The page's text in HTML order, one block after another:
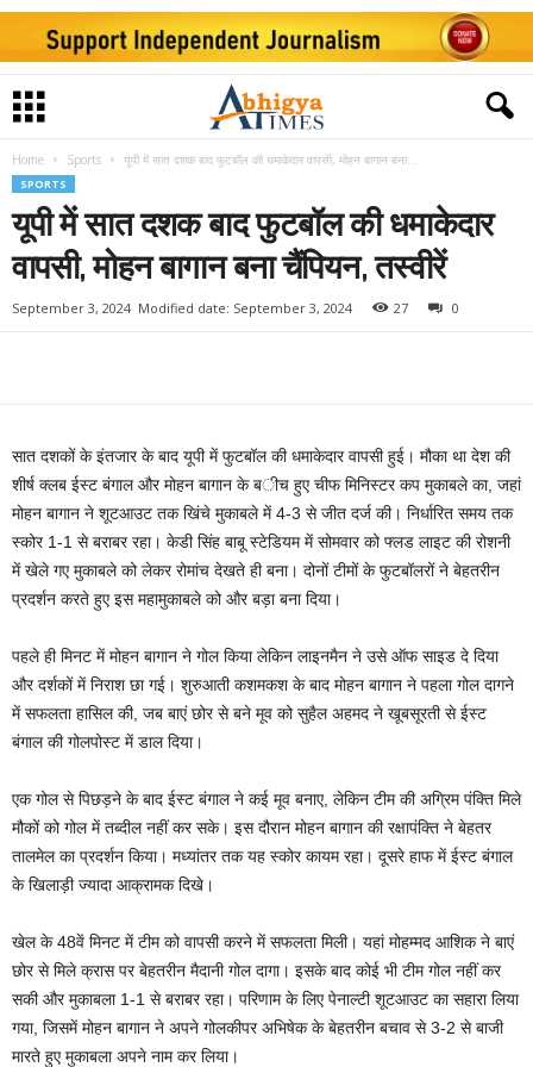
Home Sports यूपी में सात दशक बाद फुटबॉल की धमाकेदार वापसी, मोहन बागान बना...
SPORTS
यूपी में सात दशक बाद फुटबॉल की धमाकेदार
वापसी, मोहन बागान बना चैंपियन, तस्वीरें
September 3, 2024 Modified date: September 3, 2024 27 0
सात दशकों के इंतजार के बाद यूपी में फुटबॉल की धमाकेदार वापसी हुई। मौका था देश की
शीर्ष क्लब ईस्ट बंगाल और मोहन बागान के बीच हुए चीफ मिनिस्टर कप मुकाबले का, जहां
मोहन बागान ने शूटआउट तक खिंचे मुकाबले में 4-3 से जीत दर्ज की। निर्धारित समय तक
स्कोर 1-1 से बराबर रहा। केडी सिंह बाबू स्टेडियम में सोमवार को फ्लड लाइट की रोशनी
में खेले गए मुकाबले को लेकर रोमांच देखते ही बना। दोनों टीमों के फुटबॉलरों ने बेहतरीन
प्रदर्शन करते हुए इस महामुकाबले को और बड़ा बना दिया।
पहले ही मिनट में मोहन बागान ने गोल किया लेकिन लाइनमैन ने उसे ऑफ साइड दे दिया
और दर्शकों में निराश छा गई। शुरुआती कशमकश के बाद मोहन बागान ने पहला गोल दागने
में सफलता हासिल की, जब बाएं छोर से बने मूव को सुहैल अहमद ने खूबसूरती से ईस्ट
बंगाल की गोलपोस्ट में डाल दिया।
एक गोल से पिछड़ने के बाद ईस्ट बंगाल ने कई मूव बनाए, लेकिन टीम की अग्रिम पंक्ति मिले
मौकों को गोल में तब्दील नहीं कर सके। इस दौरान मोहन बागान की रक्षापंक्ति ने बेहतर
तालमेल का प्रदर्शन किया। मध्यांतर तक यह स्कोर कायम रहा। दूसरे हाफ में ईस्ट बंगाल
के खिलाड़ी ज्यादा आक्रामक दिखे।
खेल के 48वें मिनट में टीम को वापसी करने में सफलता मिली। यहां मोहम्मद आशिक ने बाएं
छोर से मिले क्रास पर बेहतरीन मैदानी गोल दागा। इसके बाद कोई भी टीम गोल नहीं कर
सकी और मुकाबला 1-1 से बराबर रहा। परिणाम के लिए पेनाल्टी शूटआउट का सहारा लिया
गया, जिसमें मोहन बागान ने अपने गोलकीपर अभिषेक के बेहतरीन बचाव से 3-2 से बाजी
मारते हुए मुकाबला अपने नाम कर लिया।